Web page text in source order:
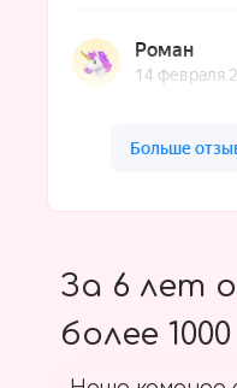
За 6 лет
более